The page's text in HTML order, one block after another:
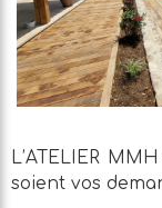
L’ATELIER
soient vos